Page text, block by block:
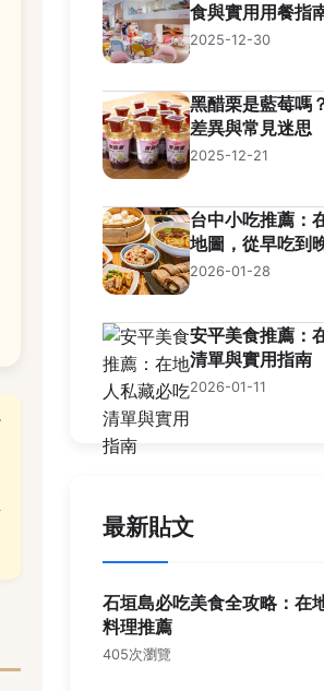
食與實用用餐指
2025-12-30
黑醋栗是藍莓嗎
差異與常見迷思
2025-12-21
台中小吃推薦：
地圖，從早吃到
2026-01-28
安平美食推薦：
清單與實用指南
2026-01-11
最新貼文
石垣島必吃美食全攻略：在
料理推薦
405次瀏覽